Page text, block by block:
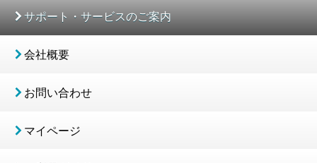
サポート・サービスのご案内
会社概要
お問い合わせ
マイページ